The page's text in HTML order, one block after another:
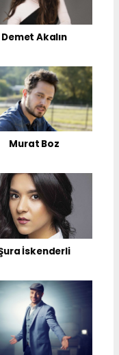
Demet Akalın
Murat Boz
İskenderli